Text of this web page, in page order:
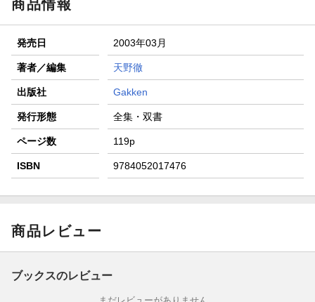
商品情報
発売日 2003年03月
著者／編集 天野徹
出版社 Gakken
発行形態 全集・双書
ページ数 119p
ISBN 9784052017476
商品レビュー
ブックスのレビュー